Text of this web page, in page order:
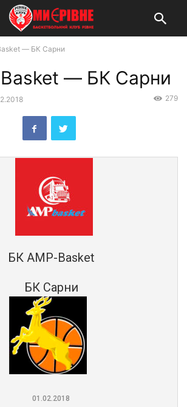
— БК Сарни
— БК Сарни
279
БК AMP-Basket
БК Сарни
01.02.2018